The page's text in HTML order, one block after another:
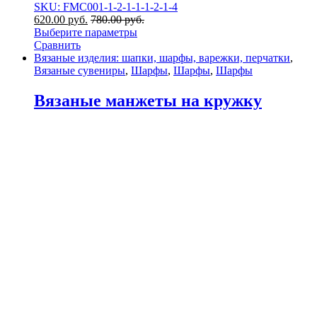
SKU: FMC001-1-2-1-1-1-2-1-4
620.00 руб. 780.00руб.
Выберите параметры
Сравнить
Вязаные изделия: шапки, шарфы, варежки, перчатки,
Вязаные сувениры, Шарфы, Шарфы, Шарфы
Вязаные манжеты на кружку